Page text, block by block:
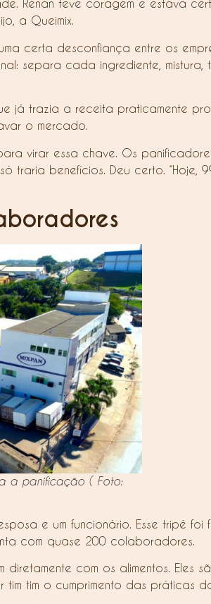
Renan teve coragem e estava
a Queimix.
certa desconfiança entre os
separa cada ingrediente,
trazia a receita praticamente
o mercado.
virar essa chave. Os
benefícios. Deu certo. “Hoje,
a panificação ( Foto:
e um funcionário. Esse tripé
com quase 200 colaboradores.
com os alimentos. Eles
tim o cumprimento das práticas